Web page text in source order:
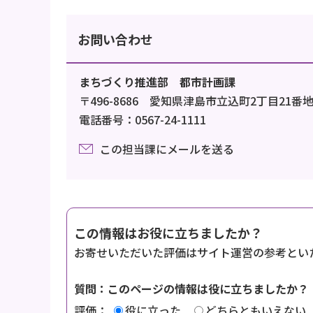
お問い合わせ
まちづくり推進部 都市計画課
〒496-8686 愛知県津島市立込町2丁目21番地
電話番号：0567-24-1111
この担当課にメールを送る
この情報はお役に立ちましたか？
お寄せいただいた評価はサイト運営の参考とい
質問：このページの情報は役に立ちましたか？